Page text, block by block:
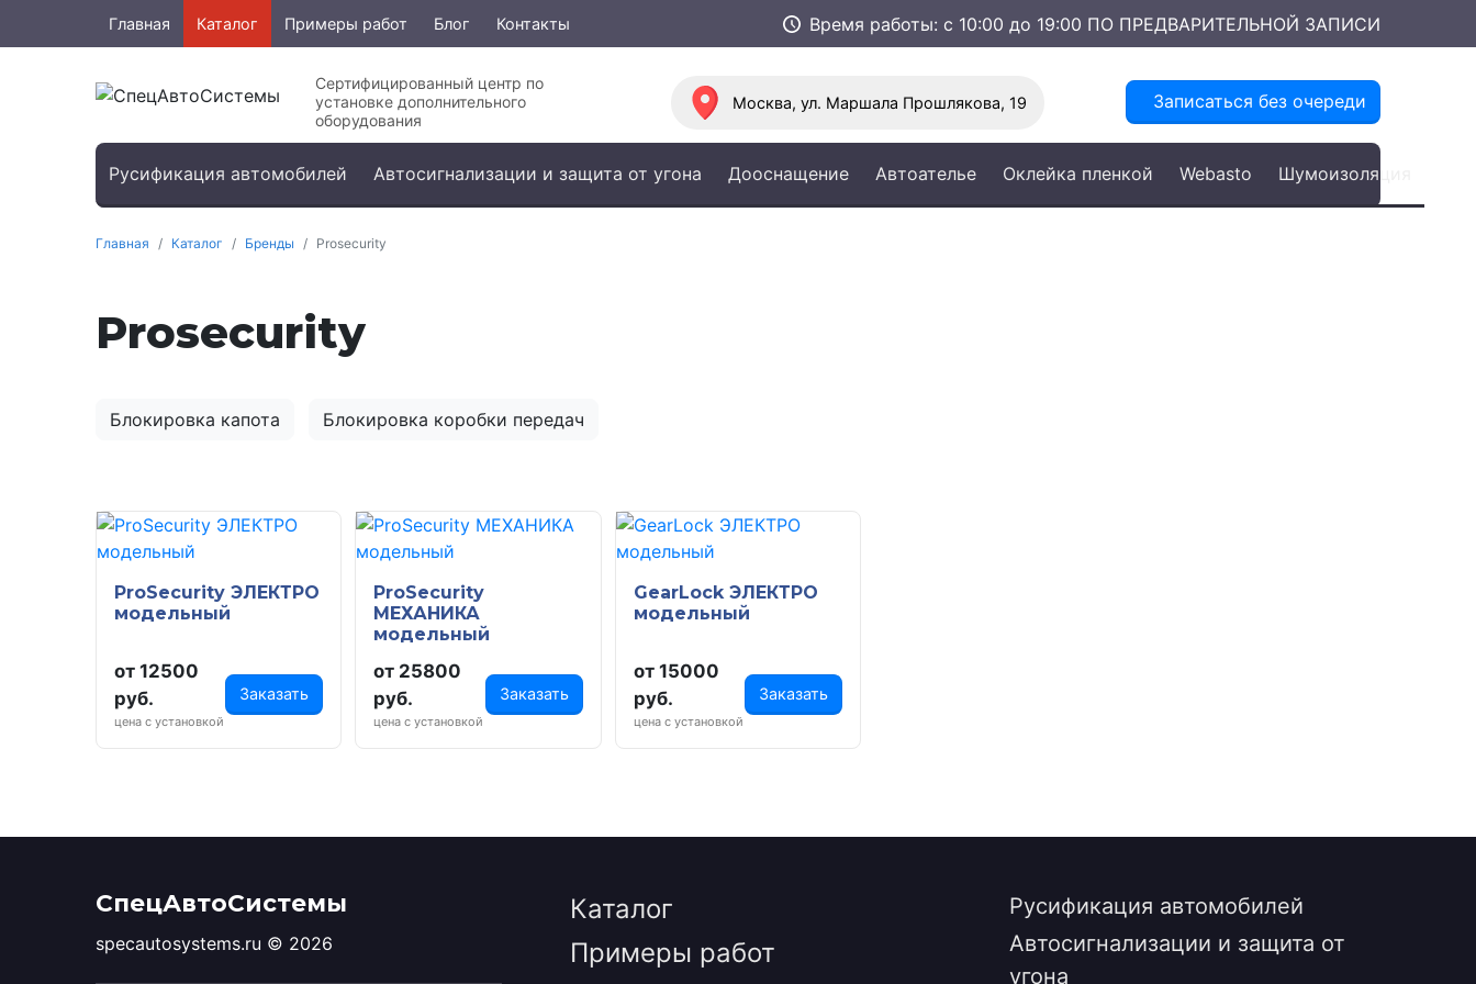
Главная Каталог Примеры работ Блог Контакты Время работы: с 10:00 до 19:00 ПО ПРЕДВАРИТЕЛЬНОЙ ЗАПИСИ
Сертифицированный центр по
установке дополнительного
оборудования
Москва, ул. Маршала Прошлякова, 19 Записаться без очереди
Русификация автомобилей Автосигнализации и защита от угона Дооснащение Автоателье Оклейка пленкой Webasto Шумоизоляция
Главная Каталог Бренды Prosecurity
Prosecurity
Блокировка капота Блокировка коробки передач
ProSecurity ЭЛЕКТРО
модельный
от 12500
руб.
цена с установкой
Заказать
ProSecurity
МЕХАНИКА
модельный
от 25800
руб.
цена с установкой
Заказать
GearLock ЭЛЕКТРО
модельный
от 15000
руб.
цена с установкой
Заказать
СпецАвтоСистемы
specautosystems.ru © 2026
Каталог
Примеры работ
Русификация автомобилей
Автосигнализации и защита от
угона